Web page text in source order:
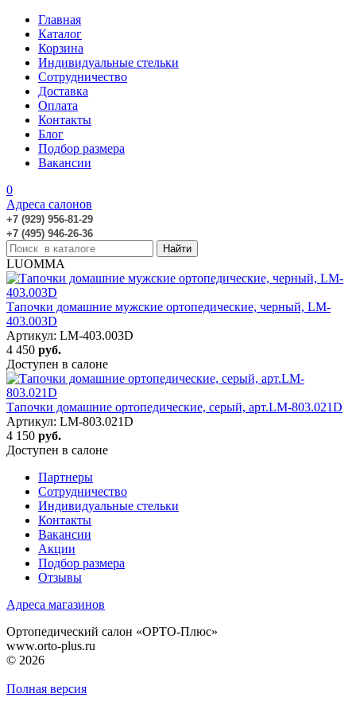
Главная
Каталог
Корзина
Индивидуальные стельки
Сотрудничество
Доставка
Оплата
Контакты
Блог
Подбор размера
Вакансии
0
Адреса салонов
+7 (929) 956-81-29
+7 (495) 946-26-36
LUOMMA
Тапочки домашние мужские ортопедические, черный, LM-
403.003D
Артикул: LM-403.003D
4 450 руб.
Доступен в салоне
Тапочки домашние ортопедические, серый, арт.LM-803.021D
Артикул: LM-803.021D
4 150 руб.
Доступен в салоне
Партнеры
Сотрудничество
Индивидуальные стельки
Контакты
Вакансии
Акции
Подбор размера
Отзывы
Адреса магазинов
Ортопедический салон «ОРТО-Плюс»
www.orto-plus.ru
© 2026
Полная версия